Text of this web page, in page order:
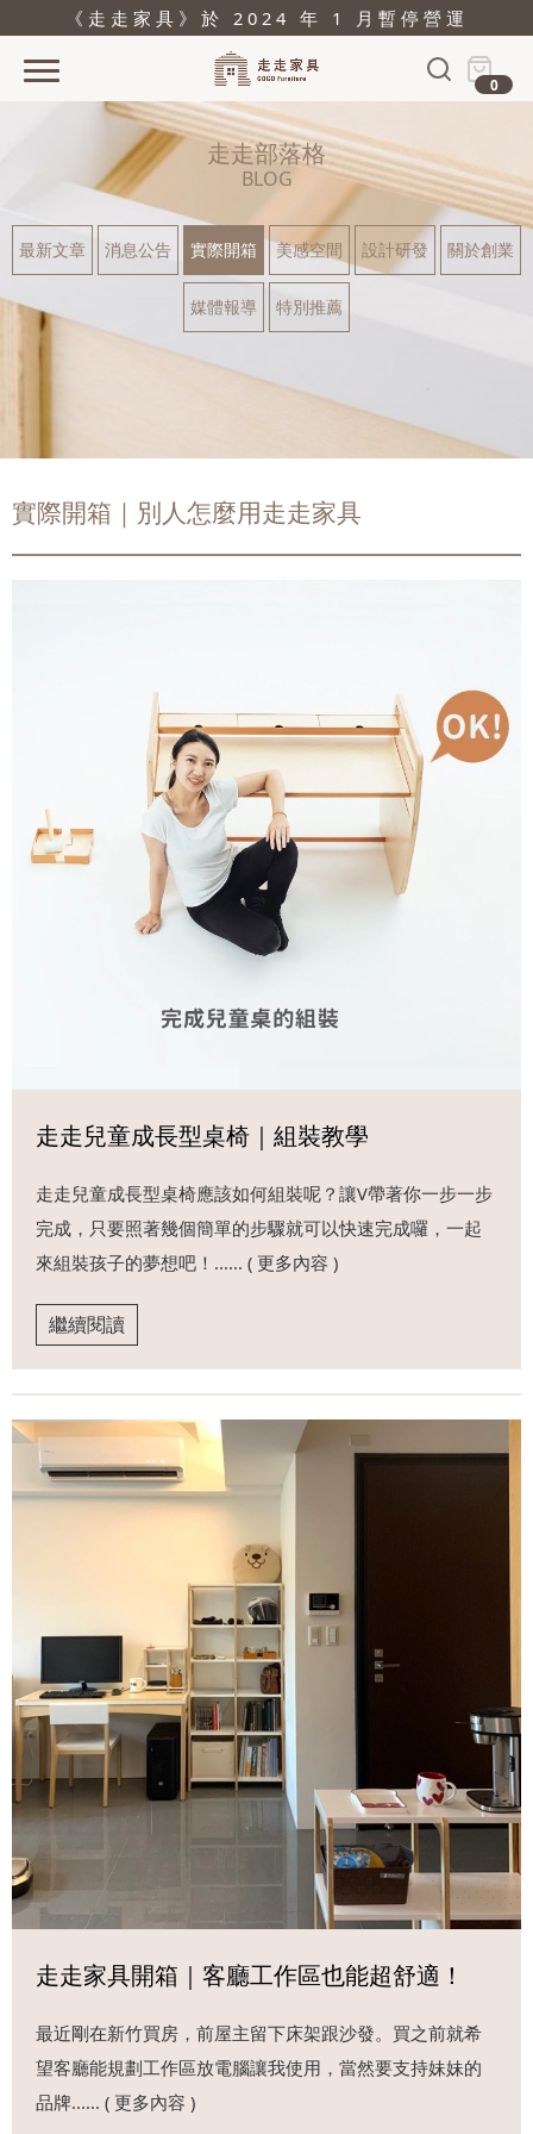
《走走家具》於 2024 年 1 月暫停營運
0
產品
關於
據點
結帳
走走部落格
BLOG
最新文章 消息公告 實際開箱 美感空間 設計研發 關於創業
媒體報導 特別推薦
實際開箱｜別人怎麼用走走家具
走走兒童成長型桌椅｜組裝教學
走走兒童成長型桌椅應該如何組裝呢？讓V帶著你一步一步
完成，只要照著幾個簡單的步驟就可以快速完成囉，一起
來組裝孩子的夢想吧！...... ( 更多內容 )
繼續閱讀
走走家具開箱｜客廳工作區也能超舒適！
最近剛在新竹買房，前屋主留下床架跟沙發。買之前就希
望客廳能規劃工作區放電腦讓我使用，當然要支持妹妹的
品牌...... ( 更多內容 )